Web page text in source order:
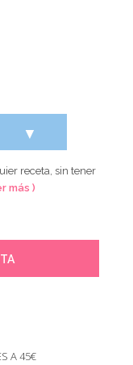
▼
receta, sin tener
más )
A 45€